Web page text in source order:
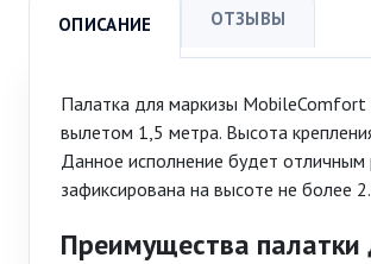
ОПИСАНИЕ ОТЗЫВЫ
Палатка для маркизы
вылетом 1,5 метра. Высота
Данное исполнение будет
зафиксирована на высоте не более
Преимущества